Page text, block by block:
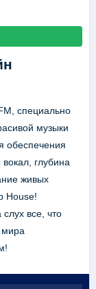
специально
музыки
обеспечения
глубина
живых
House!
все, что
мира